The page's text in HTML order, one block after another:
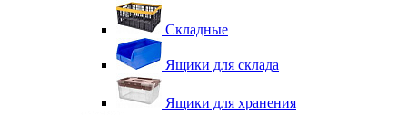
Складные
Ящики для склада
Ящики для хранения